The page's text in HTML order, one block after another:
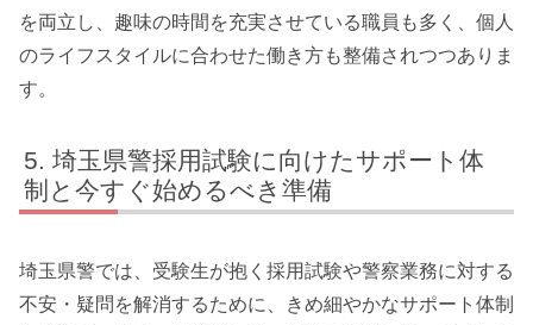
を両立し、趣味の時間を充実させている職員も多く、個人
のライフスタイルに合わせた働き方も整備されつつありま
す。
埼玉県警採用試験に向けたサポート体
制と今すぐ始めるべき準備
埼玉県警では、受験生が抱く採用試験や警察業務に対する
不安・疑問を解消するために、きめ細やかなサポート体制